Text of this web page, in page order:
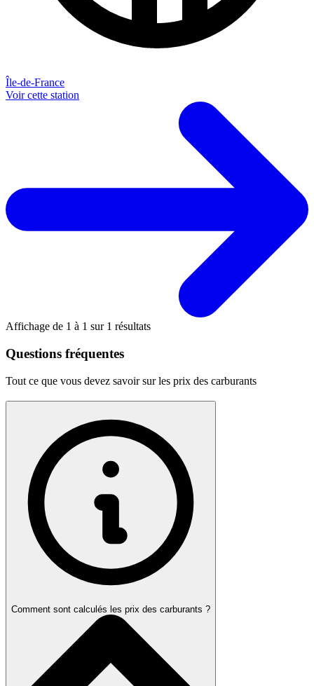
Île-de-France
Voir cette station
Affichage de 1 à 1 sur 1 résultats
Questions fréquentes
Tout ce que vous devez savoir sur les prix des carburants
Comment sont calculés les prix des carburants ?